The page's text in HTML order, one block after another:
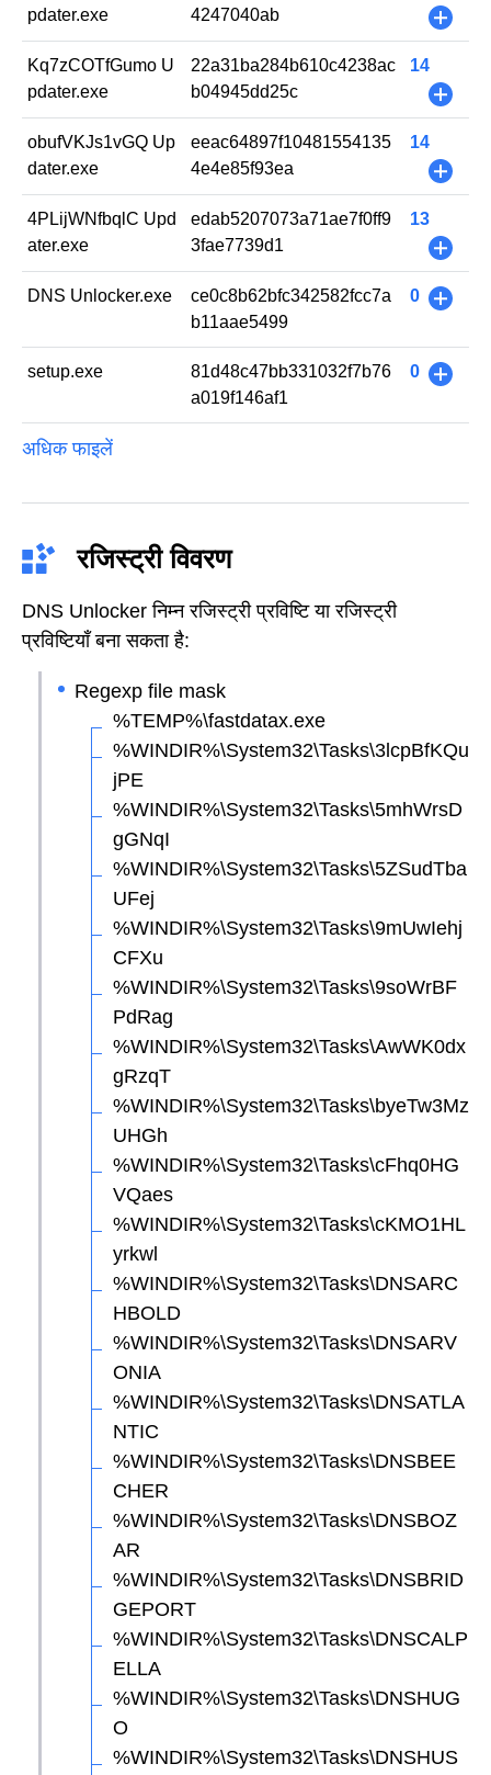
pdater.exe 4247040ab +
Kq7zCOTfGumo U
pdater.exe
22a31ba284b610c4238ac
b04945dd25c
14
+
obufVKJs1vGQ Up
dater.exe
eeac64897f10481554135
4e4e85f93ea
14
+
4PLijWNfbqlC Upd
ater.exe
edab5207073a71ae7f0ff9
3fae7739d1
13
+
DNS Unlocker.exe
ce0c8b62bfc342582fcc7a
b11aae5499
0 +
setup.exe
81d48c47bb331032f7b76
a019f146af1
0 +
अधिक फाइलें
रजिस्ट्री विवरण
DNS Unlocker निम्न रजिस्ट्री प्रविष्टि या रजिस्ट्री
प्रविष्टियाँ बना सकता है:
Regexp file mask
%TEMP%\fastdatax.exe
%WINDIR%\System32\Tasks\3lcpBfKQu
jPE
%WINDIR%\System32\Tasks\5mhWrsD
gGNqI
%WINDIR%\System32\Tasks\5ZSudTba
UFej
%WINDIR%\System32\Tasks\9mUwIehj
CFXu
%WINDIR%\System32\Tasks\9soWrBF
PdRag
%WINDIR%\System32\Tasks\AwWK0dx
gRzqT
%WINDIR%\System32\Tasks\byeTw3Mz
UHGh
%WINDIR%\System32\Tasks\cFhq0HG
VQaes
%WINDIR%\System32\Tasks\cKMO1HL
yrkwl
%WINDIR%\System32\Tasks\DNSARC
HBOLD
%WINDIR%\System32\Tasks\DNSARV
ONIA
%WINDIR%\System32\Tasks\DNSATLA
NTIC
%WINDIR%\System32\Tasks\DNSBEE
CHER
%WINDIR%\System32\Tasks\DNSBOZ
AR
%WINDIR%\System32\Tasks\DNSBRID
GEPORT
%WINDIR%\System32\Tasks\DNSCALP
ELLA
%WINDIR%\System32\Tasks\DNSHUG
O
%WINDIR%\System32\Tasks\DNSHUS